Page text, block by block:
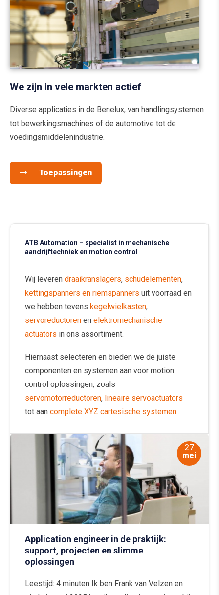
We zijn in vele markten actief
Diverse applicaties in de Benelux, van handlingsystemen
tot bewerkingsmachines of de automotive tot de
voedingsmiddelenindustrie.
Toepassingen
ATB Automation – specialist in mechanische
aandrijftechniek en motion control
Wij leveren draaikranslagers, schudelementen,
kettingspanners en riemspanners uit voorraad en
we hebben tevens kegelwielkasten,
servoreductoren en elektromechanische
actuators in ons assortiment.
Hiernaast selecteren en bieden we de juiste
componenten en systemen aan voor motion
control oplossingen, zoals
servomotorreductoren, lineaire servoactuators
tot aan complete XYZ cartesische systemen.
27
mei
Application engineer in de praktijk:
support, projecten en slimme
oplossingen
Leestijd: 4 minuten Ik ben Frank van Velzen en